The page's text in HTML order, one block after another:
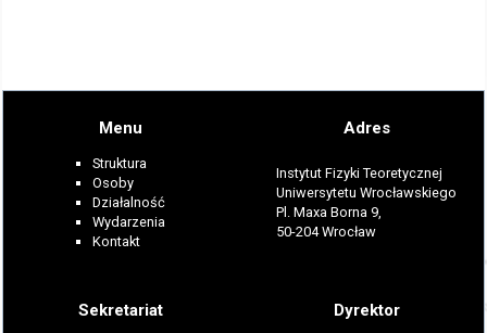
Menu
Struktura
Osoby
Działalność
Wydarzenia
Kontakt
Adres
Instytut Fizyki Teoretycznej
Uniwersytetu Wrocławskiego
Pl. Maxa Borna 9,
50-204 Wrocław
Sekretariat Dyrektor